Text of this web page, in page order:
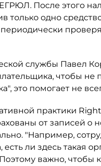
После этого
одно
службы Павел
чтобы не
это помогает не
практики
от записей о
"Например,
ли здесь такая
Поэтому важно,